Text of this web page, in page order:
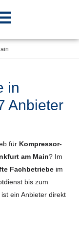
in
Anbieter
für Kompressor-
am Main? Im
Fachbetriebe im
bis zum
ist ein Anbieter direkt